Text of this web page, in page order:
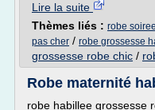
Lire la suite
Thèmes liés : robe
pas cher / robe grossesse
grossesse robe chic /
Robe maternité
robe habillee grossesse